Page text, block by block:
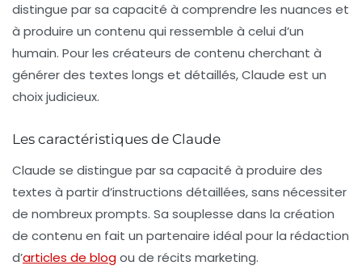
distingue par sa capacité à comprendre les nuances et
à produire un contenu qui ressemble à celui d’un
humain. Pour les créateurs de contenu cherchant à
générer des textes longs et détaillés, Claude est un
choix judicieux.
Les caractéristiques de Claude
Claude se distingue par sa capacité à produire des
textes à partir d’instructions détaillées, sans nécessiter
de nombreux prompts. Sa souplesse dans la création
de contenu en fait un partenaire idéal pour la rédaction
d’articles de blogou de récits marketing.